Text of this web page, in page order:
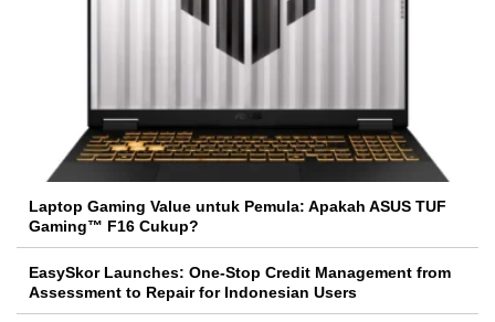
Laptop Gaming Value untuk Pemula: Apakah ASUS TUF
Gaming™ F16 Cukup?
EasySkor Launches: One-Stop Credit Management from
Assessment to Repair for Indonesian Users